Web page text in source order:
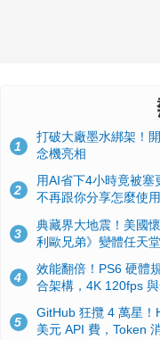
1
打破大廠墨水綁架！
念機亮相
2
用AI省下4小時竟被
不再跟你分享怎麼使
3
典藏界大地震！美國
利歐兄弟》變體任天
4
效能翻倍！PS6 硬體
合架構，4K 120fps
5
GitHub 狂攬 4 萬星
美元 API 費，Token